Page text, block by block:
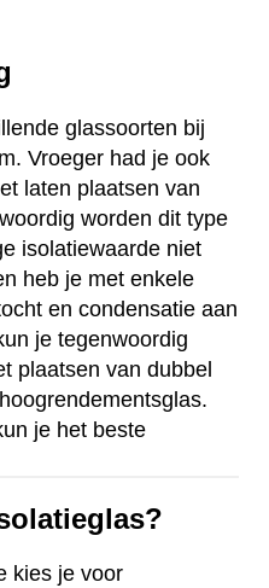
glassoorten bij
Vroeger had je ook
laten plaatsen van
worden dit type
isolatiewaarde niet
heb je met enkele
en condensatie aan
je tegenwoordig
plaatsen van dubbel
je het beste
kies je voor